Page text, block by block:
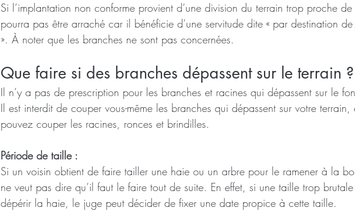
Si l’implantation non conforme provient d’une division du terrain trop proche
pourra pas être arraché car il bénéficie d’une servitude dite « par destination
». À noter que les branches ne sont pas concernées.
Que faire si des branches dépassent sur le terrain ?
Il n’y a pas de prescription pour les branches et racines qui dépassent sur le
Il est interdit de couper vous-même les branches qui dépassent sur votre terrain,
pouvez couper les racines, ronces et brindilles.
Période de taille :
Si un voisin obtient de faire tailler une haie ou un arbre pour le ramener à la
ne veut pas dire qu’il faut le faire tout de suite. En effet, si une taille trop
dépérir la haie, le juge peut décider de fixer une date propice à cette taille.